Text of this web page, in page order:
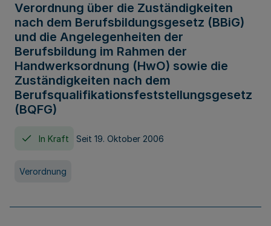
Verordnung über die Zuständigkeiten
nach dem Berufsbildungsgesetz (BBiG)
und die Angelegenheiten der
Berufsbildung im Rahmen der
Handwerksordnung (HwO) sowie die
Zuständigkeiten nach dem
Berufsqualifikationsfeststellungsgesetz
(BQFG)
In Kraft Seit 19. Oktober 2006
Verordnung